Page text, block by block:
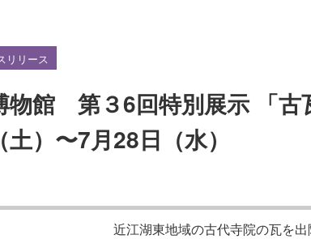
リリース
物館 第３6回特別展示 「
）〜7月28日（水）
近江湖東地域の古代寺院の瓦を出